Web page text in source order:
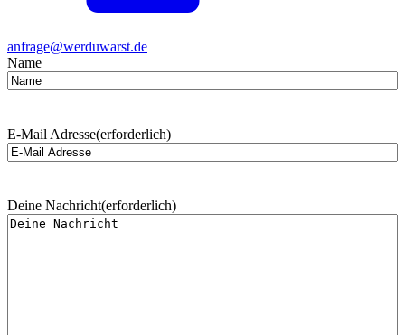
anfrage@werduwarst.de
Name
E-Mail Adresse(erforderlich)
Deine Nachricht(erforderlich)